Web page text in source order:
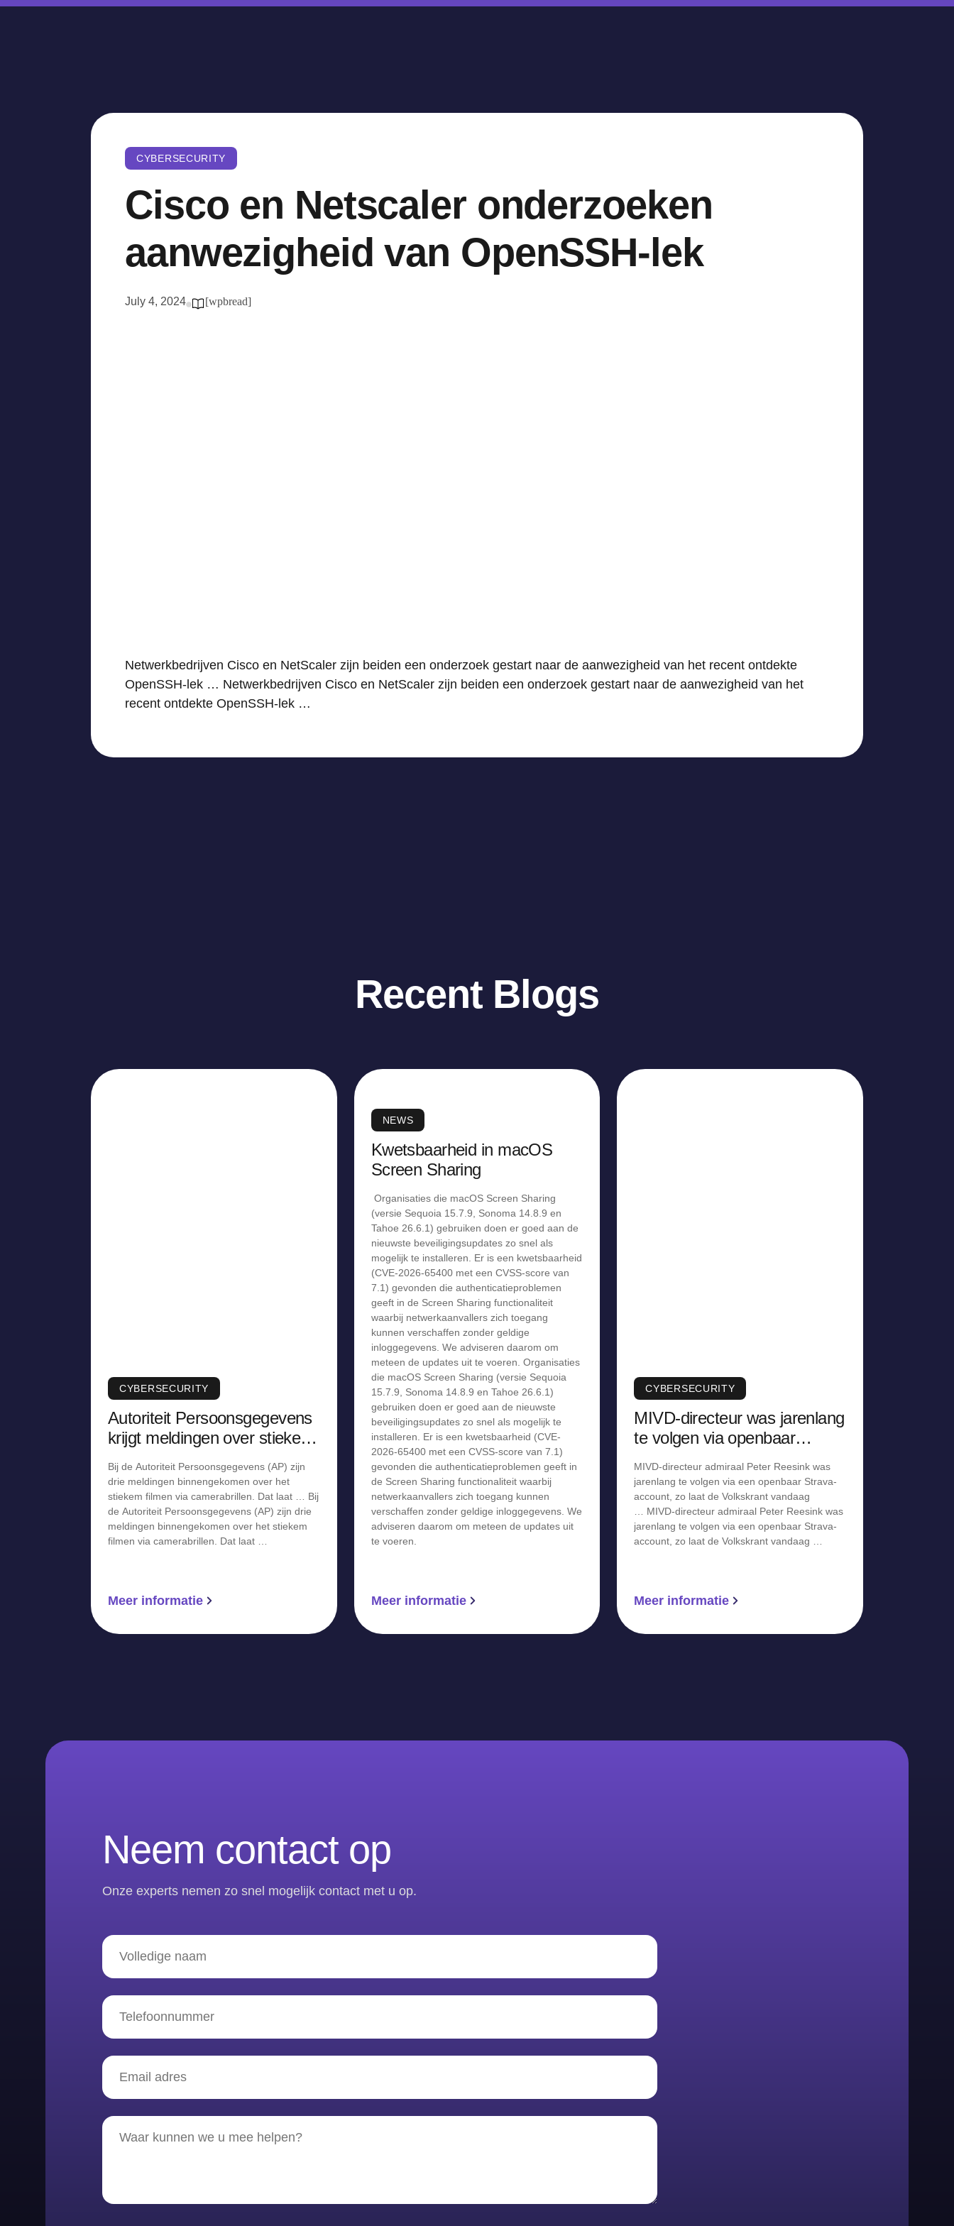
CYBERSECURITY
Cisco en Netscaler onderzoeken
aanwezigheid van OpenSSH-lek
July 4, 2024 [wpbread]
Netwerkbedrijven Cisco en NetScaler zijn beiden een onderzoek gestart naar de aanwezigheid van het recent ontdekte
OpenSSH-lek … Netwerkbedrijven Cisco en NetScaler zijn beiden een onderzoek gestart naar de aanwezigheid van het
recent ontdekte OpenSSH-lek …
Recent Blogs
CYBERSECURITY
Autoriteit Persoonsgegevens
krijgt meldingen over stiekem
Bij de Autoriteit Persoonsgegevens (AP) zijn
drie meldingen binnengekomen over het
stiekem filmen via camerabrillen. Dat laat … Bij
de Autoriteit Persoonsgegevens (AP) zijn drie
meldingen binnengekomen over het stiekem
filmen via camerabrillen. Dat laat …
Meer informatie
NEWS
Kwetsbaarheid in macOS
Screen Sharing
Organisaties die macOS Screen Sharing
(versie Sequoia 15.7.9, Sonoma 14.8.9 en
Tahoe 26.6.1) gebruiken doen er goed aan de
nieuwste beveiligingsupdates zo snel als
mogelijk te installeren. Er is een kwetsbaarheid
(CVE-2026-65400 met een CVSS-score van
7.1) gevonden die authenticatieproblemen
geeft in de Screen Sharing functionaliteit
waarbij netwerkaanvallers zich toegang
kunnen verschaffen zonder geldige
inloggegevens. We adviseren daarom om
meteen de updates uit te voeren. Organisaties
die macOS Screen Sharing (versie Sequoia
15.7.9, Sonoma 14.8.9 en Tahoe 26.6.1)
gebruiken doen er goed aan de nieuwste
beveiligingsupdates zo snel als mogelijk te
installeren. Er is een kwetsbaarheid (CVE-
2026-65400 met een CVSS-score van 7.1)
gevonden die authenticatieproblemen geeft in
de Screen Sharing functionaliteit waarbij
netwerkaanvallers zich toegang kunnen
verschaffen zonder geldige inloggegevens. We
adviseren daarom om meteen de updates uit
te voeren.
Meer informatie
CYBERSECURITY
MIVD-directeur was jarenlang
te volgen via openbaar
MIVD-directeur admiraal Peter Reesink was
jarenlang te volgen via een openbaar Strava-
account, zo laat de Volkskrant vandaag
… MIVD-directeur admiraal Peter Reesink was
jarenlang te volgen via een openbaar Strava-
account, zo laat de Volkskrant vandaag …
Meer informatie
Neem contact op
Onze experts nemen zo snel mogelijk contact met u op.